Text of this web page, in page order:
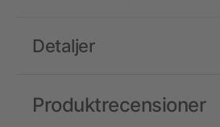
Detaljer
Produktrecensioner